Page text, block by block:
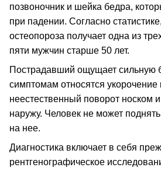
позвоночник и шейка бедра,
при падении. Согласно
остеопороза получает одна из
пяти мужчин старше 50 лет.
Пострадавший ощущает сильную
симптомам относятся укорочение
неестественный поворот носком
наружу. Человек не может
на нее.
Диагностика включает в себя
рентгенографическое